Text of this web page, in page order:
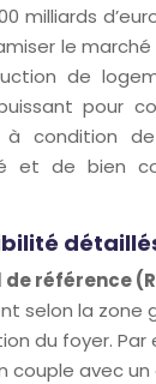
milliards
le
de
pour
à condition
et de bien
référence
selon la zone
du foyer. Par
couple avec un